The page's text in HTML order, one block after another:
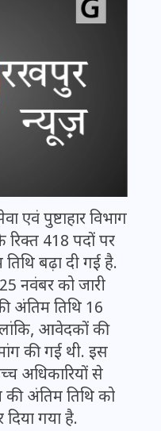
एवं पुष्टाहार विभाग
रिक्त 418 पदों पर
बढ़ा दी गई है.
25 नवंबर को जारी
अंतिम तिथि 16
आवेदकों की
की गई थी. इस
अधिकारियों से
अंतिम तिथि को
गया है.